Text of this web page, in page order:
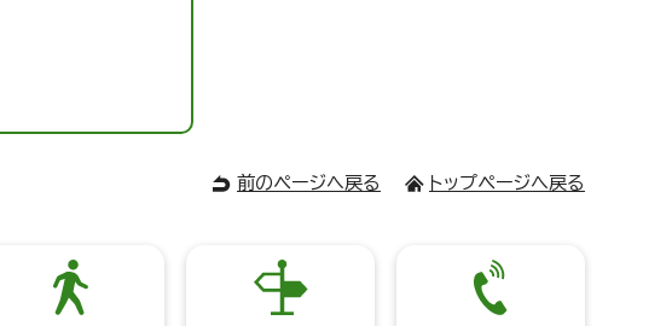
前のページへ戻る トップページへ戻る